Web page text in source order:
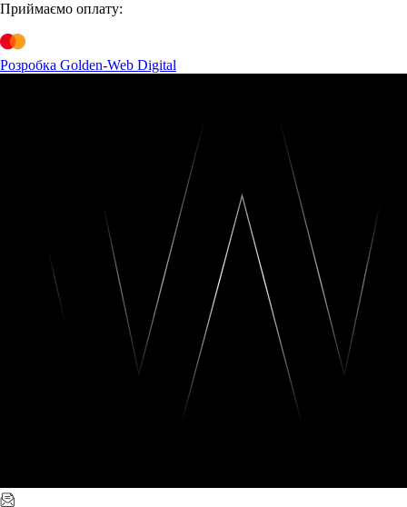
Приймаємо оплату:
Розробка Golden-Web Digital